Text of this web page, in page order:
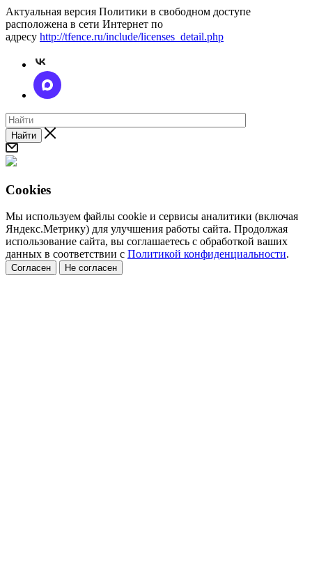
Актуальная версия Политики в свободном доступе
расположена в сети Интернет по
адресу http://tfence.ru/include/licenses_detail.php
Найти
Cookies
Мы используем файлы cookie и сервисы аналитики (включая
Яндекс.Метрику) для улучшения работы сайта. Продолжая
использование сайта, вы соглашаетесь с обработкой ваших
данных в соответствии с Политикой конфиденциальности.
Согласен Не согласен